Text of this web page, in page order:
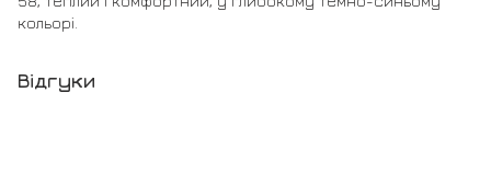
кольорі.
Відгуки